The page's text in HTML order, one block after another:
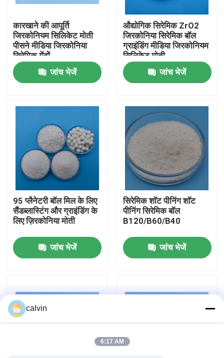
हमारे बारे में
फैक्टरी यात्रा
गुणवत्ता नियंत्रण
हमसे संपर्क करें
एक बोली का अनुरोध
सिरेमिक बीड ब्लास्टिंग
कारखाने की आपूर्ति
जिरकोनियम सिलिकेट मोती
पीसने मीडिया जिरकोनिया
सिरेमिक गेंदों
जांच भेजें
औद्योगिक सिरेमिक ZrO2
जिरकोनिया सिरेमिक बॉल
ग्राइंडिंग मीडिया जिरकोनियम
सिलिकेट मोती
जांच भेजें
95 प्लैनेटरी बॉल मिल के लिए
सैंडब्लास्टिंग और ग्राइंडिंग के
लिए ज़िरकोनिया मोती
जांच भेजें
सिरेमिक शॉट पीनिंग शॉट
पीनिंग सिरेमिक बॉल
B120/B60/B40
जांच भेजें
calvin
6:17 AM